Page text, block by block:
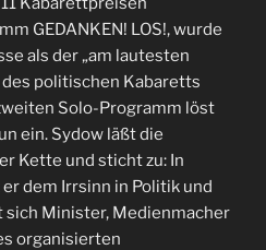
GEDANKEN! LOS!, wurde
als der „am lautesten
politischen Kabaretts
Solo-Programm löst
ein. Sydow läßt die
Kette und sticht zu: In
dem Irrsinn in Politik und
sich Minister, Medienmacher
organisierten